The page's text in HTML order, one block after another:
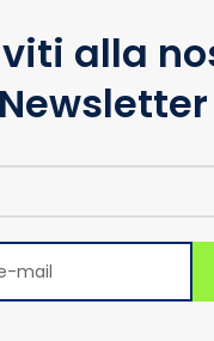
alla
Newsletter